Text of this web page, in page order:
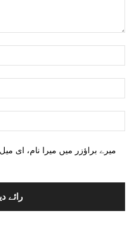
میرے براؤزر میں میرا نام، ای